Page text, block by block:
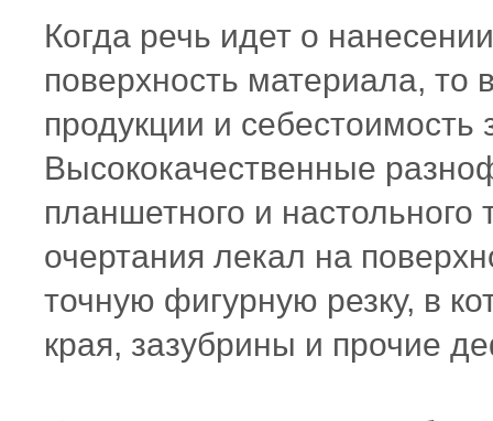
Когда речь идет о
поверхность материала, то
продукции и
Высококачественные
планшетного и настольного
очертания лекал на
точную фигурную резку, в
края, зазубрины и прочие